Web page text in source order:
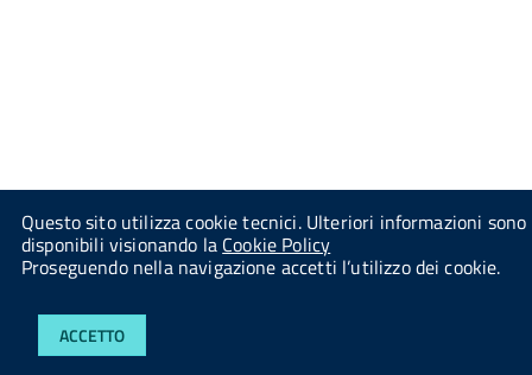
Questo sito utilizza cookie tecnici. Ulteriori informazioni sono
disponibili visionando la Cookie Policy
Proseguendo nella navigazione accetti l’utilizzo dei cookie.
ACCETTO